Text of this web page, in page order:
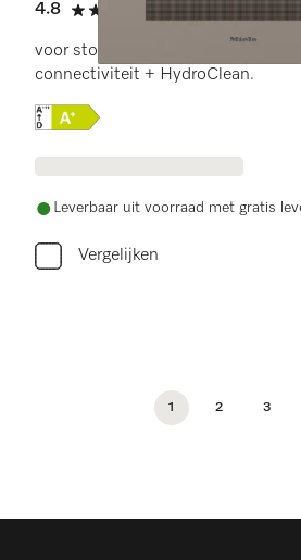
4.8
4.8 sterren op 5
(6 beoordelingen)
voor stoomkoken, bakken, braden
connectiviteit + HydroClean.
Online Label Flag, Energielabel
Leverbaar uit voorraad met gratis
Vergelijken
1 2 3